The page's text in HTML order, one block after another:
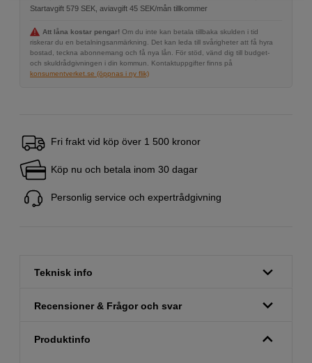
Startavgift 579 SEK, aviavgift 45 SEK/mån tillkommer
Att låna kostar pengar! Om du inte kan betala tillbaka skulden i tid
riskerar du en betalningsanmärkning. Det kan leda till svårigheter att få hyra
bostad, teckna abonnemang och få nya lån. För stöd, vänd dig till budget-
och skuldrådgivningen i din kommun. Kontaktuppgifter finns på
konsumentverket.se (öppnas i ny flik)
Fri frakt vid köp över 1 500 kronor
Köp nu och betala inom 30 dagar
Personlig service och expertrådgivning
Teknisk info
Recensioner & Frågor och svar
Produktinfo